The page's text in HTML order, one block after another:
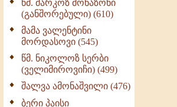
ოთხი ასეული თავი
სიყვარულის შესახებ
(259)
წმ. მარკოზ მონაზონი
(განშორებული) (610)
მამა ვალენტინი
მორდასოვი (545)
წმ. ნიკოლოზ სერბი
(ველიმიროვიჩი) (499)
შალვა ამონაშვილი (476)
ბერი პაისი